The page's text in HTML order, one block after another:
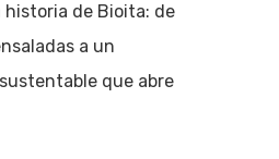
historia de Bioita: de
a un
que abre